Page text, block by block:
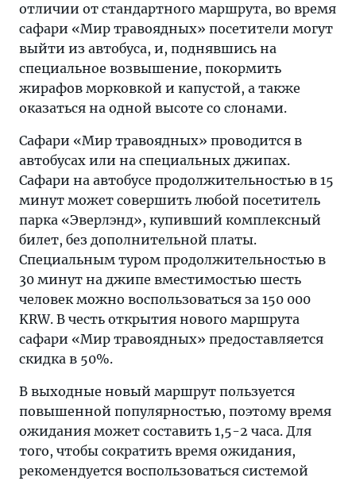
отличии от стандартного маршрута, во время
сафари «Мир травоядных» посетители могут
выйти из автобуса, и, поднявшись на
специальное возвышение, покормить
жирафов морковкой и капустой, а также
оказаться на одной высоте со слонами.
Сафари «Мир травоядных» проводится в
автобусах или на специальных джипах.
Сафари на автобусе продолжительностью в 15
минут может совершить любой посетитель
парка «Эверлэнд», купивший комплексный
билет, без дополнительной платы.
Специальным туром продолжительностью в
30 минут на джипе вместимостью шесть
человек можно воспользоваться за 150 000
KRW. В честь открытия нового маршрута
сафари «Мир травоядных» предоставляется
скидка в 50%.
В выходные новый маршрут пользуется
повышенной популярностью, поэтому время
ожидания может составить 1,5-2 часа. Для
того, чтобы сократить время ожидания,
рекомендуется воспользоваться системой